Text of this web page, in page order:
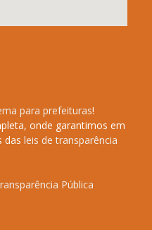
para prefeituras!
onde garantimos em
das leis de transparência
Pública